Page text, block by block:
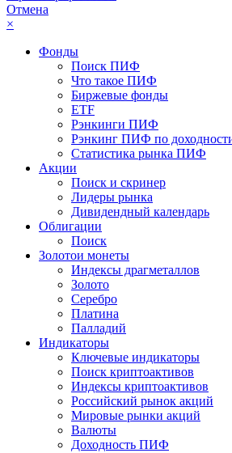
Отмена
×
Фонды
Поиск ПИФ
Что такое ПИФ
Биржевые фонды
ETF
Рэнкинги ПИФ
Рэнкинг ПИФ по
Статистика рынка ПИФ
Акции
Поиск и скринер
Лидеры рынка
Дивидендный календарь
Облигации
Поиск
Золотои монеты
Индексы драгметаллов
Золото
Серебро
Платина
Палладий
Индикаторы
Ключевые индикаторы
Поиск криптоактивов
Индексы криптоактивов
Российский рынок акций
Мировые рынки акций
Валюты
Доходность ПИФ